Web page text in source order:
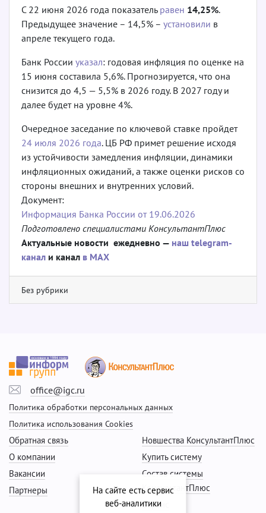
С 22 июня 2026 года показатель равен 14,25%.
Предыдущее значение – 14,5% – установили в
апреле текущего года.
Банк России указал: годовая инфляция по оценке на
15 июня составила 5,6%. Прогнозируется, что она
снизится до 4,5 — 5,5% в 2026 году. В 2027 году и
далее будет на уровне 4%.
Очередное заседание по ключевой ставке пройдет
24 июля 2026 года. ЦБ РФ примет решение исходя
из устойчивости замедления инфляции, динамики
инфляционных ожиданий, а также оценки рисков со
стороны внешних и внутренних условий.
Документ:
Информация Банка России от 19.06.2026
Подготовлено специалистами КонсультантПлюс
Актуальные новости ежедневно — наш telegram-
канал и канал в МАХ
Без рубрики
office@igc.ru
Политика обработки персональных данных
Политика использования Cookies
Новшества КонсультантПлюс
Купить систему
Состав системы
КонсультантПлюс
Сервис
Обратная связь
О компании
Вакансии
Партнеры
На сайте есть сервис
веб-аналитики